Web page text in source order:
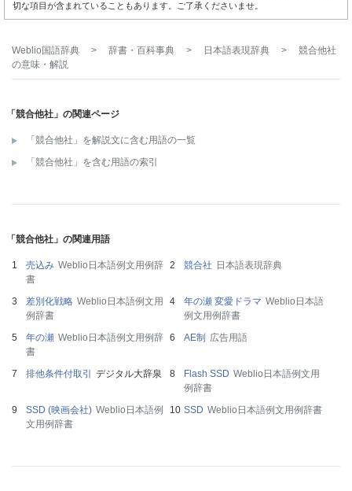
切な項目が含まれていることもあります。ご了承くださいませ。
Weblio国語辞典 > 辞書・百科事典 > 日本語表現辞典 >
競合他社
の意味・解説
「競合他社」の関連ページ
「競合他社」を解説文に含む用語の一覧
「競合他社」を含む用語の索引
「競合他社」の関連用語
売込み Weblio日本語例文用例辞
書
競合社 日本語表現辞典
差別化戦略 Weblio日本語例文用
例辞書
年の瀬 変愛ドラマ Weblio日本語
例文用例辞書
年の瀬 Weblio日本語例文用例辞
書
AE制 広告用語
排他条件付取引 デジタル大辞泉 Flash SSD Weblio日本語例文用
例辞書
SSD (映画会社) Weblio日本語例
文用例辞書
SSD Weblio日本語例文用例辞書